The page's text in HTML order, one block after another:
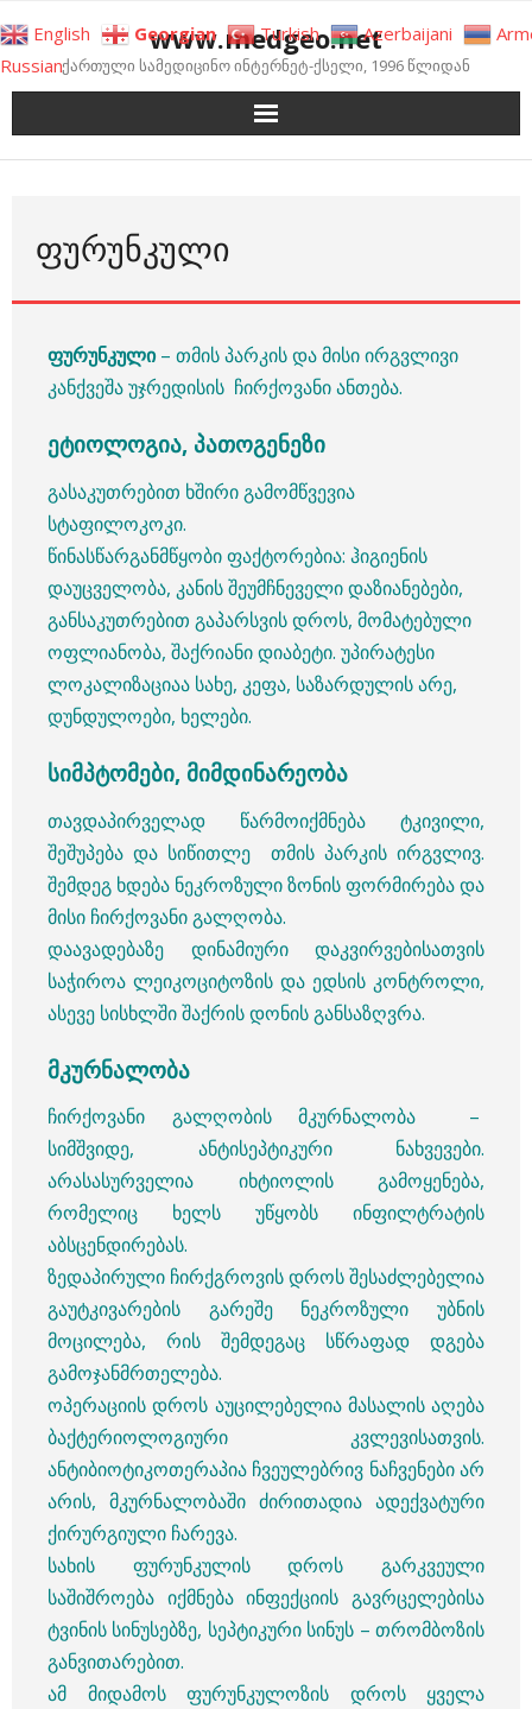
to
content
www.medgeo.net
ქართული სამედიცინო ინტერნეტ-ქსელი, 1996 წლიდან
ᲤᲣᲠᲣᲜᲙᲣᲚᲘ
ფურუნკული– თმის პარკის და მისი ირგვლივი
კანქვეშა უჯრედისის ჩირქოვანი ანთება.
ეტიოლოგია, პათოგენეზი
გასაკუთრებით ხშირი გამომწვევია
სტაფილოკოკი.
წინასწარგანმწყობი ფაქტორებია: ჰიგიენის
დაუცველობა, კანის შეუმჩნეველი დაზიანებები,
განსაკუთრებით გაპარსვის დროს, მომატებული
ოფლიანობა, შაქრიანი დიაბეტი. უპირატესი
ლოკალიზაციაა სახე, კეფა, საზარდულის არე,
დუნდულოები, ხელები.
სიმპტომები, მიმდინარეობა
თავდაპირველად წარმოიქმნება ტკივილი,
შეშუპება და სიწითლე თმის პარკის ირგვლივ.
შემდეგ ხდება ნეკროზული ზონის ფორმირება და
მისი ჩირქოვანი გალღობა.
დაავადებაზე დინამიური დაკვირვებისათვის
საჭიროა ლეიკოციტოზის და ედსის კონტროლი,
ასევე სისხლში შაქრის დონის განსაზღვრა.
მკურნალობა
ჩირქოვანი გალღობის მკურნალობა –
სიმშვიდე, ანტისეპტიკური ნახვევები.
არასასურველია იხტიოლის გამოყენება,
რომელიც ხელს უწყობს ინფილტრატის
აბსცენდირებას.
ზედაპირული ჩირქგროვის დროს შესაძლებელია
გაუტკივარების გარეშე ნეკროზული უბნის
მოცილება, რის შემდეგაც სწრაფად დგება
გამოჯანმრთელება.
ოპერაციის დროს აუცილებელია მასალის აღება
ბაქტერიოლოგიური კვლევისათვის.
ანტიბიოტიკოთერაპია ჩვეულებრივ ნაჩვენები არ
არის, მკურნალობაში ძირითადია ადექვატური
ქირურგიული ჩარევა.
სახის ფურუნკულის დროს გარკვეული
საშიშროება იქმნება ინფექციის გავრცელებისა
ტვინის სინუსებზე, სეპტიკური სინუს – თრომბოზის
განვითარებით.
ამ მიდამოს ფურუნკულოზის დროს ყველა
English Georgian Turkish Azerbaijani
Russian